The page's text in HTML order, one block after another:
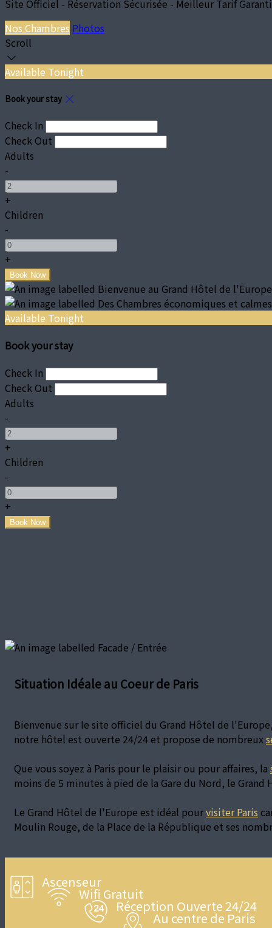
Site Officiel - Réservation Sécurisée - Meilleur Tarif Garanti
Nos Chambres Photos
Scroll
Available Tonight
Book your stay
Check In
Check Out
Adults
-
+
Children
-
+
Available Tonight
Book your stay
Check In
Check Out
Adults
-
+
Children
-
+
Situation Idéale au Coeur de Paris
Bienvenue sur le site officiel du Grand Hôtel de
notre hôtel est ouverte 24/24 et propose de nombreux
Que vous soyez à Paris pour le plaisir ou pour affaires, la
moins de 5 minutes à pied de la Gare du Nord, le
Le Grand Hôtel de l'Europe est idéal pourvisiter Paris
Moulin Rouge, de la Place de la République et ses
Ascenseur
Wifi Gratuit
Réception Ouverte 24/24
Au centre de Paris